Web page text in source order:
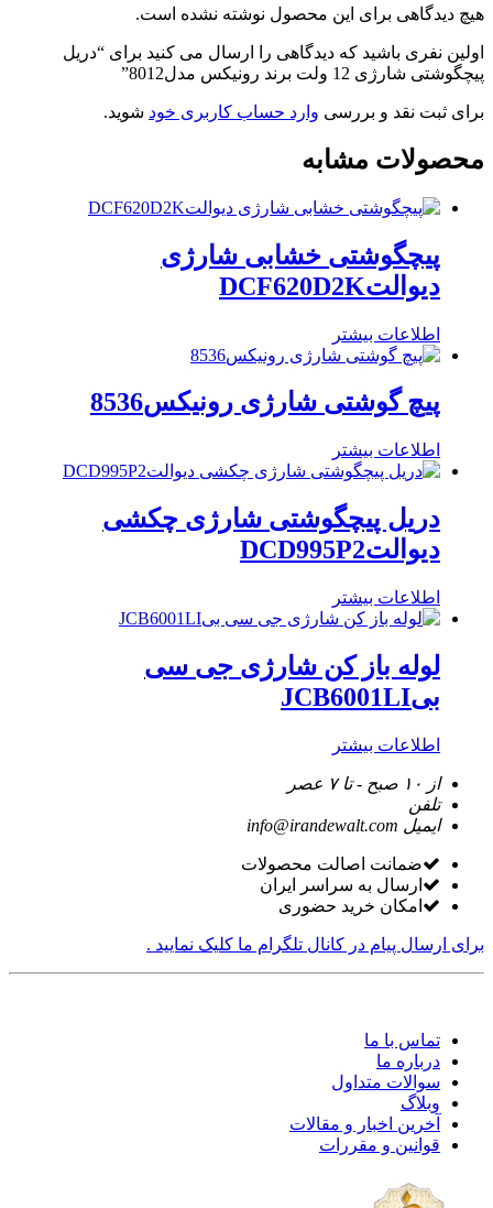
هیچ دیدگاهی برای این محصول نوشته نشده است.
اولین نفری باشید که دیدگاهی را ارسال می کنید برای “دریل
پیچگوشتی شارژی 12 ولت برند رونیکس مدل8012”
برای ثبت نقد و بررسی وارد حساب کاربری خود شوید.
محصولات مشابه
پیچگوشتی خشابی شارژی
دیوالتDCF620D2K
اطلاعات بیشتر
پیچ گوشتی شارژی رونیکس8536
اطلاعات بیشتر
دریل پیچگوشتی شارژی چکشی
دیوالتDCD995P2
اطلاعات بیشتر
لوله باز کن شارژی جی سی
بیJCB6001LI
اطلاعات بیشتر
از ۱۰ صبح - تا ۷ عصر
تلفن
ایمیل info@irandewalt.com
ضمانت اصالت محصولات
ارسال به سراسر ایران
امکان خرید حضوری
برای ارسال پیام در کانال تلگرام ما کلیک نمایید .
تماس با ما
درباره ما
سوالات متداول
وبلاگ
آخرین اخبار و مقالات
قوانین و مقررات